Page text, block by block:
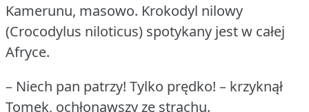
Kamerunu, masowo. Krokodyl nilowy
(Crocodylus niloticus) spotykany jest w całej
Afryce.
– Niech pan patrzy! Tylko prędko! – krzyknął
Tomek, ochłonąwszy ze strachu.